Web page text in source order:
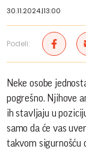
30.11.2024.|13:00
Podeli:
Neke osobe
pogrešno. Njihove
ih stavljaju u
samo da će vas
takvom sigurnošću